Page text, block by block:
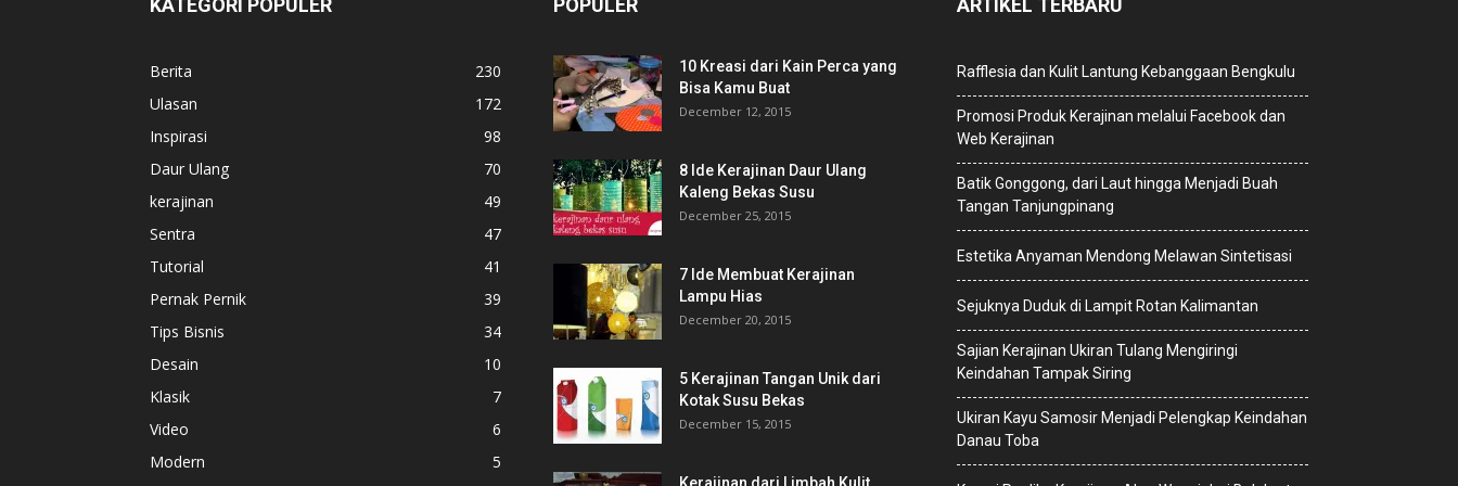
KATEGORI POPULER
Berita
230
Ulasan
172
Inspirasi
98
Daur Ulang
70
kerajinan
49
Sentra
47
Tutorial
41
Pernak Pernik
39
Tips Bisnis
34
Desain
10
Klasik
7
Video
6
Modern
5
POPULER
10 Kreasi dari Kain Perca yang
Bisa Kamu Buat
December 12, 2015
8 Ide Kerajinan Daur Ulang
Kaleng Bekas Susu
December 25, 2015
7 Ide Membuat Kerajinan
Lampu Hias
December 20, 2015
5 Kerajinan Tangan Unik dari
Kotak Susu Bekas
December 15, 2015
ARTIKEL TERBARU
Rafflesia dan Kulit Lantung Kebanggaan Bengkulu
Promosi Produk Kerajinan melalui Facebook dan
Web Kerajinan
Batik Gonggong, dari Laut hingga Menjadi Buah
Tangan Tanjungpinang
Estetika Anyaman Mendong Melawan Sintetisasi
Sejuknya Duduk di Lampit Rotan Kalimantan
Sajian Kerajinan Ukiran Tulang Mengiringi
Keindahan Tampak Siring
Ukiran Kayu Samosir Menjadi Pelengkap Keindahan
Danau Toba